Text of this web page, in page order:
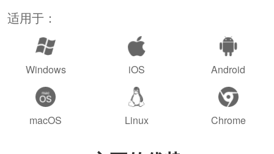
适用于：
Windows iOS Android
macOS Linux Chrome